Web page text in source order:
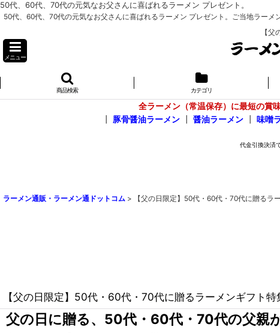
50代、60代、70代の元気なお父さんに喜ばれるラーメン プレゼント。
50代、60代、70代の元気なお父さんに喜ばれるラーメン プレゼント。ご当地ラー
【
メニュー
商品検索 カテゴリ
全ラーメン（常温保存）に最短の賞
豚骨醤油ラーメン 醤油ラーメン 味噌
ラーメン通販・ラーメン通ドットコム > 【父の日限定】50代・60代・70代に贈る
【父の日限定】50代・60代・70代に贈るラーメンギフト
父の日に贈る、50代・60代・70代の父親